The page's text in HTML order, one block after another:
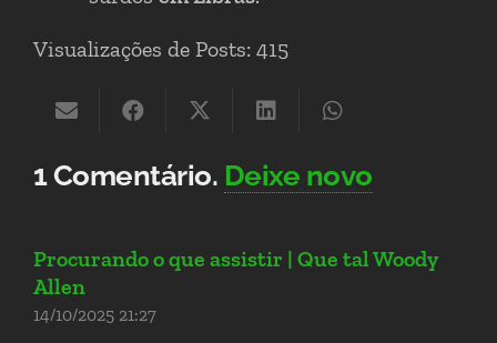
Visualizações de Posts: 415
1Comentário. Deixe novo
Procurando o que assistir | Que tal Woody
Allen
14/10/2025 21:27